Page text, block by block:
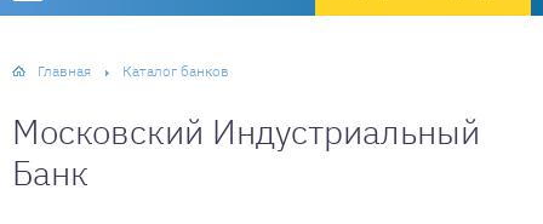
Главная Каталог банков
Московский Индустриальный
Банк